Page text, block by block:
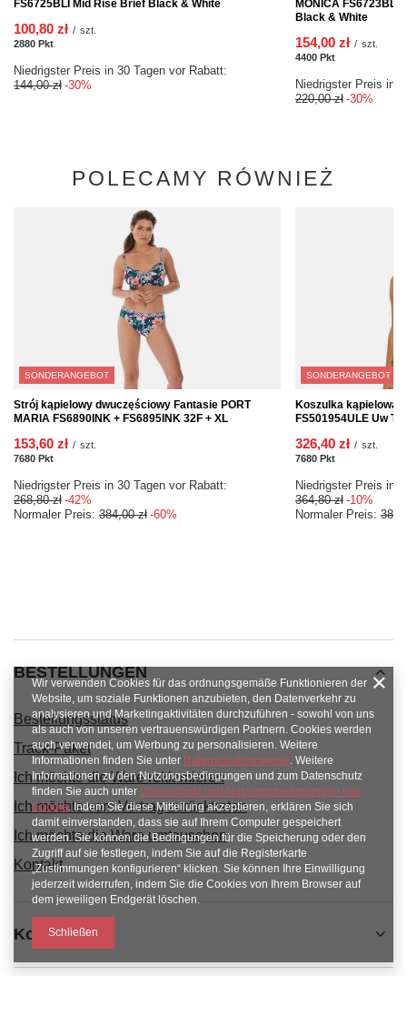
FS6725BLI Mid Rise Brief Black & White
100,80 zł / szt.
2880 Pkt
Niedrigster Preis in 30 Tagen vor Rabatt:
144,00 zł -30%
MONICA FS6723BLI
Black & White
154,00 zł / szt.
4400 Pkt
Niedrigster Preis in
220,00 zł -30%
POLECAMY RÓWNIEŻ
SONDERANGEBOT
Strój kąpielowy dwuczęściowy Fantasie PORT
MARIA FS6890INK + FS6895INK 32F + XL
153,60 zł / szt.
7680 Pkt
Niedrigster Preis in 30 Tagen vor Rabatt:
268,80 zł -42%
Normaler Preis: 384,00 zł -60%
SONDERANGEBOT
Koszulka kąpielowa
FS501954ULE Uw
326,40 zł / szt.
7680 Pkt
Niedrigster Preis in
364,80 zł -10%
Normaler Preis:
BESTELLUNGEN
Bestellungsstatus
Track-Paket
Ich möchte die Ware reklamieren
Ich möchte vom Vertrag zurücktreten
Ich möchte die Ware umtauschen
Kontakt
Konto
Wir verwenden Cookies für das ordnungsgemäße Funktionieren der
Website, um soziale Funktionen anzubieten, den Datenverkehr zu
analysieren und Marketingaktivitäten durchzuführen - sowohl von uns
als auch von unseren vertrauenswürdigen Partnern. Cookies werden
auch verwendet, um Werbung zu personalisieren. Weitere
Informationen finden Sie unter Datenschutzhinweise. Weitere
Informationen zu den Nutzungsbedingungen und zum Datenschutz
finden Sie auch unter Datenschutz und Nutzungsbedingungen von
Google. Indem Sie diese Mitteilung akzeptieren, erklären Sie sich
damit einverstanden, dass sie auf Ihrem Computer gespeichert
werden. Sie können die Bedingungen für die Speicherung oder den
Zugriff auf sie festlegen, indem Sie auf die Registerkarte
„Zustimmungen konfigurieren“ klicken. Sie können Ihre Einwilligung
jederzeit widerrufen, indem Sie die Cookies von Ihrem Browser auf
dem jeweiligen Endgerät löschen.
Schließen